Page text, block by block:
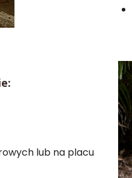
lub na placu